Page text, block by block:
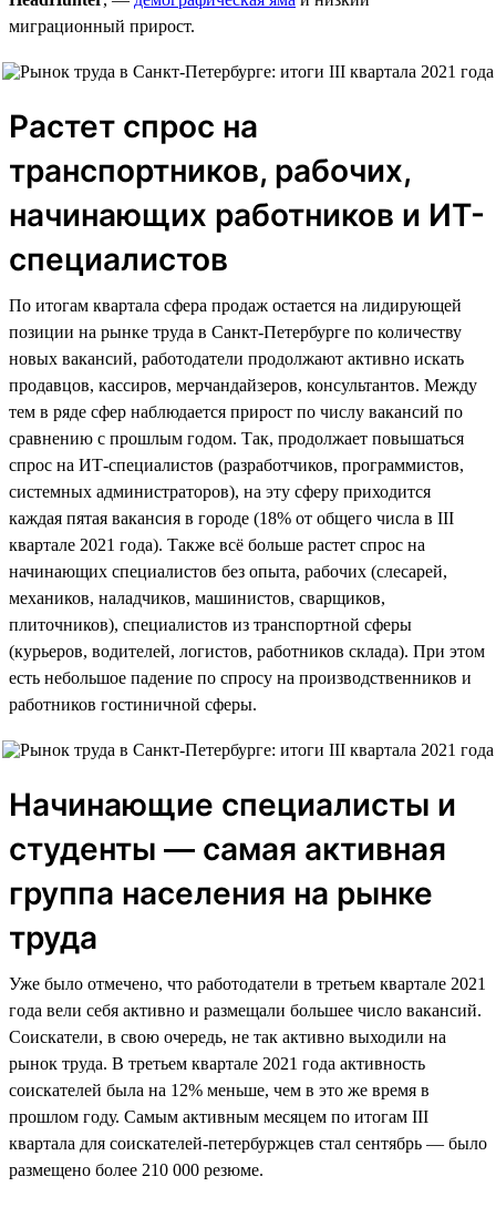
миграционный прирост.
Растет спрос на
транспортников, рабочих,
начинающих работников и ИТ-
специалистов
По итогам квартала сфера продаж остается на лидирующей
позиции на рынке труда в Санкт-Петербурге по количеству
новых вакансий, работодатели продолжают активно искать
продавцов, кассиров, мерчандайзеров, консультантов. Между
тем в ряде сфер наблюдается прирост по числу вакансий по
сравнению с прошлым годом. Так, продолжает повышаться
спрос на ИТ-специалистов (разработчиков, программистов,
системных администраторов), на эту сферу приходится
каждая пятая вакансия в городе (18% от общего числа в III
квартале 2021 года). Также всё больше растет спрос на
начинающих специалистов без опыта, рабочих (слесарей,
механиков, наладчиков, машинистов, сварщиков,
плиточников), специалистов из транспортной сферы
(курьеров, водителей, логистов, работников склада). При этом
есть небольшое падение по спросу на производственников и
работников гостиничной сферы.
Начинающие специалисты и
студенты — самая активная
группа населения на рынке
труда
Уже было отмечено, что работодатели в третьем квартале 2021
года вели себя активно и размещали большее число вакансий.
Соискатели, в свою очередь, не так активно выходили на
рынок труда. В третьем квартале 2021 года активность
соискателей была на 12% меньше, чем в это же время в
прошлом году. Самым активным месяцем по итогам III
квартала для соискателей-петербуржцев стал сентябрь — было
размещено более 210 000 резюме.